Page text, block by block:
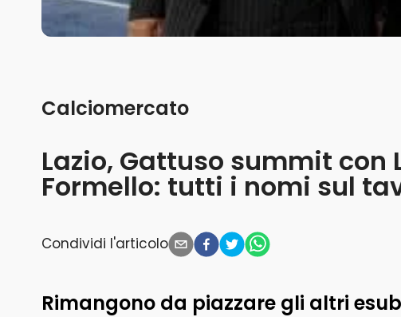
Lazio, Gattuso summit con
Formello: tutti i nomi sul
Calciomercato
Condividi l'articolo
Rimangono da piazzare gli altri